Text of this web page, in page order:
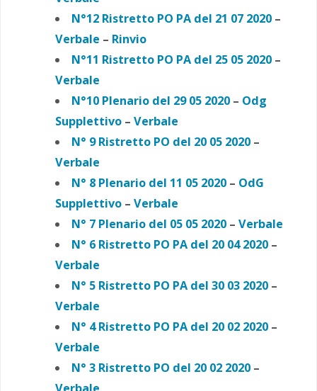
N°12 Ristretto PO PA del 21 07 2020 –
Verbale – Rinvio
N°11 Ristretto PO PA del 25 05 2020 –
Verbale
N°10 Plenario del 29 05 2020 – Odg
Supplettivo– Verbale
N° 9 Ristretto PO del 20 05 2020 –
Verbale
N° 8 Plenario del 11 05 2020 – OdG
Supplettivo– Verbale
N° 7 Plenario del 05 05 2020 –Verbale
N° 6 Ristretto PO PA del 20 04 2020 –
Verbale
N° 5 Ristretto PO PA del 30 03 2020 –
Verbale
N° 4 Ristretto PO PA del 20 02 2020 –
Verbale
N° 3 Ristretto PO del 20 02 2020 –
Verbale